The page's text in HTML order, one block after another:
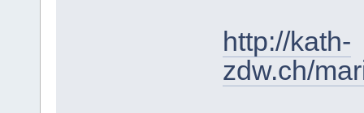
http://kath-
zdw.ch/